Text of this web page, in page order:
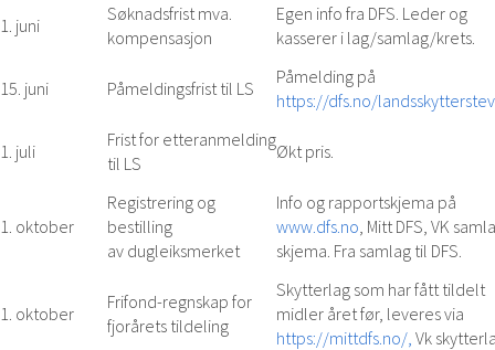
1. juni
Søknadsfrist mva.
kompensasjon
Egen info fra DFS. Leder og
kasserer i lag/samlag/krets.
15. juni Påmeldingsfrist til LS
Påmelding på
https://dfs.no/
1. juli
Frist for etteranmelding
til LS
Økt pris.
1. oktober
Registrering og
bestilling
av dugleiksmerket
Info og rapportskjema på
www.dfs.no , Mitt DFS, VK
skjema. Fra samlag til DFS.
1. oktober
Frifond-regnskap for
fjorårets tildeling
Skytterlag som har fått tildelt
midler året før, leveres via
https://mittdfs.no/, Vk